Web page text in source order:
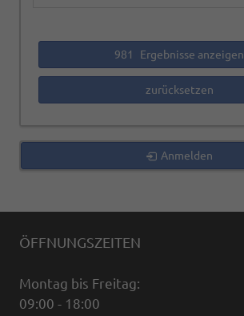
981 Ergebnisse anzeigen
zurücksetzen
Anmelden
ÖFFNUNGSZEITEN
Montag bis Freitag:
09:00 - 18:00